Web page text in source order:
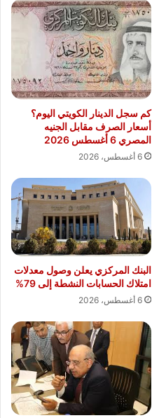
كم سجل الدينار الكويتي اليوم؟
أسعار الصرف مقابل الجنيه
المصري 6 أغسطس 2026
6 أغسطس، 2026
البنك المركزي يعلن وصول معدلات
امتلاك الحسابات النشطة إلى 79%
6 أغسطس، 2026